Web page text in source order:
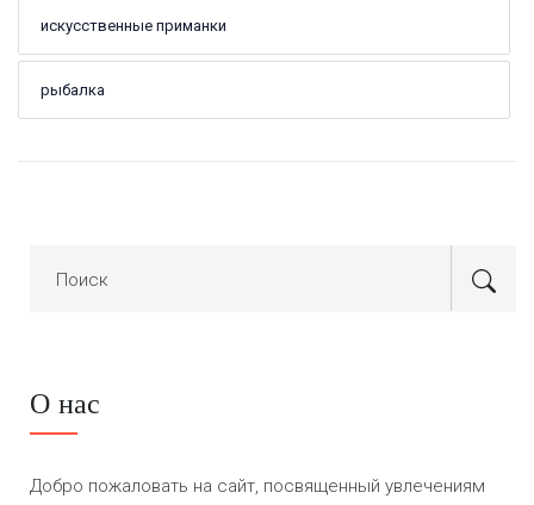
искусственные приманки
рыбалка
О нас
Добро пожаловать на сайт, посвященный увлечениям